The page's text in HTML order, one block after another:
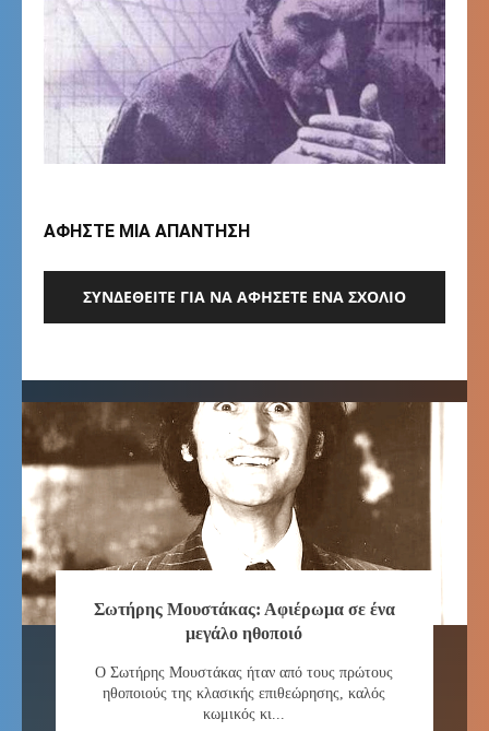
ΑΦΗΣΤΕ ΜΙΑ ΑΠΑΝΤΗΣΗ
ΣΥΝΔΕΘΕΊΤΕ ΓΙΑ ΝΑ ΑΦΉΣΕΤΕ ΈΝΑ ΣΧΌΛΙΟ
Σωτήρης Μουστάκας: Αφιέρωμα σε ένα
μεγάλο ηθοποιό
Ο Σωτήρης Μουστάκας ήταν από τους πρώτους
ηθοποιούς της κλασικής επιθεώρησης, καλός
κωμικός κι...